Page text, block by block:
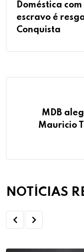
Doméstica
escravo é
Conquista
MDB
Mauricio
NOTÍCIAS